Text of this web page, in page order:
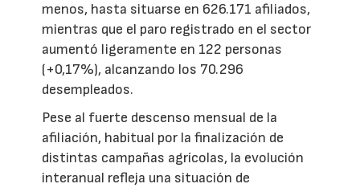
menos, hasta situarse en 626.171 afiliados,
mientras que el paro registrado en el sector
aumentó ligeramente en 122 personas
(+0,17%), alcanzando los 70.296
desempleados.
Pese al fuerte descenso mensual de la
afiliación, habitual por la finalización de
distintas campañas agrícolas, la evolución
interanual refleja una situación de